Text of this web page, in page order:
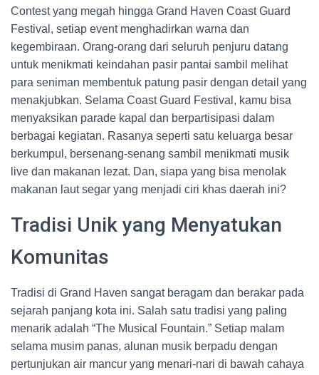
Contest yang megah hingga Grand Haven Coast Guard
Festival, setiap event menghadirkan warna dan
kegembiraan. Orang-orang dari seluruh penjuru datang
untuk menikmati keindahan pasir pantai sambil melihat
para seniman membentuk patung pasir dengan detail yang
menakjubkan. Selama Coast Guard Festival, kamu bisa
menyaksikan parade kapal dan berpartisipasi dalam
berbagai kegiatan. Rasanya seperti satu keluarga besar
berkumpul, bersenang-senang sambil menikmati musik
live dan makanan lezat. Dan, siapa yang bisa menolak
makanan laut segar yang menjadi ciri khas daerah ini?
Tradisi Unik yang Menyatukan
Komunitas
Tradisi di Grand Haven sangat beragam dan berakar pada
sejarah panjang kota ini. Salah satu tradisi yang paling
menarik adalah “The Musical Fountain.” Setiap malam
selama musim panas, alunan musik berpadu dengan
pertunjukan air mancur yang menari-nari di bawah cahaya